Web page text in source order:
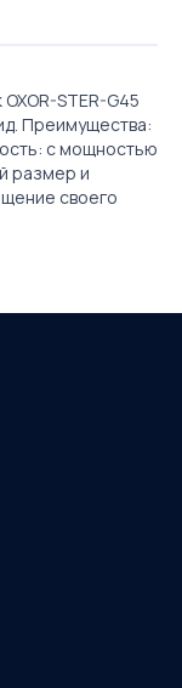
STER-G45
Преимущества:
с мощностью
размер и
своего